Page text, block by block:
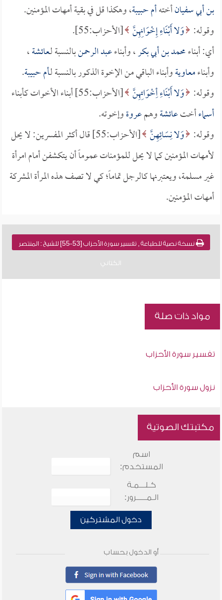
بن أبي سفيانأختهأم حبيبة، وهكذا قل في بقية أمهات المؤمنين.
وقوله: وَلا أَبْنَاءِ إِخْوَانِهِنَّ [الأحزاب:55].
أي: أبناءمحمد بن أبي بكر، وأبناءعبد الرحمنبالنسبة لـعائشة،
وأبناءمعاويةوأبناء الباقي من الإخوة الذكور بالنسبة لـأم حبيبة.
وقوله: وَلا أَبْنَاءِ أِخْوَاتِهِنَّ [الأحزاب:55] أبناء الأخوات كأبناء
أسماءأختعائشةوهمعروةوإخوته.
وقوله: وَلا نِسَائِهِنَّ
[الأحزاب:55] قال أكثر المفسرين: لا يحل
لأمهات المؤمنين كما لا يحل للمؤمنات عموماً أن يتكشفن أمام امرأة
غير مسلمة، ويعتبرنها كالرجل تماماً؛ كي لا تصف هذه المرأة المشركة
أمهات المؤمنين.
نسخة نصية للطباعة , تفسير سورة الأحزاب [53-55] للشيخ : المنتصر
الكتاني
مواد ذات صلة
تفسير سورة الأحزاب
نزول سورة الأحزاب
مكتبتك الصوتية
اسم
المستخدم:
كـلـــمـة
الـمـــــرور:
دخول المشتركين
أو الدخول بحساب